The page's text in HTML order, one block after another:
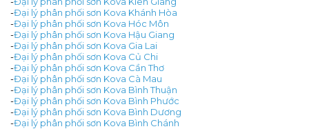
-Đại lý phân phối sơn Kova Khánh Hòa
-Đại lý phân phối sơn Kova Hóc Môn
-Đại lý phân phối sơn Kova Hậu Giang
-Đại lý phân phối sơn Kova Gia Lai
-Đại lý phân phối sơn Kova Củ Chi
-Đại lý phân phối sơn Kova Cần Thơ
-Đại lý phân phối sơn Kova Cà Mau
-Đại lý phân phối sơn Kova Bình Thuận
-Đại lý phân phối sơn Kova Bình Phước
-Đại lý phân phối sơn Kova Bình Dương
-Đại lý phân phối sơn Kova Bình Chánh